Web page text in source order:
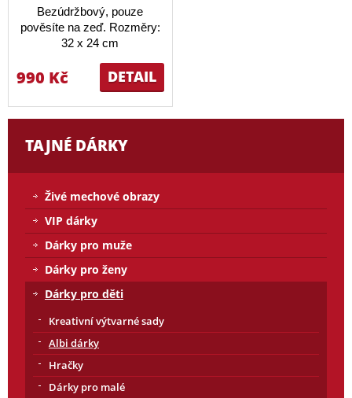
Bezúdržbový, pouze
pověsíte na zeď. Rozměry:
32 x 24 cm
DETAIL
990 Kč
TAJNÉ DÁRKY
Živé mechové obrazy
VIP dárky
Dárky pro muže
Dárky pro ženy
Dárky pro děti
Kreativní výtvarné sady
Albi dárky
Hračky
Dárky pro malé